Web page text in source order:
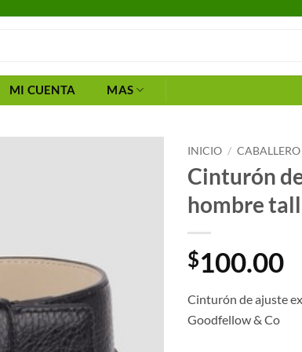
MI CUENTA MAS
INICIO / CABALLERO
Cinturón
hombre
$100.00
Cinturón de ajuste
Goodfellow & Co